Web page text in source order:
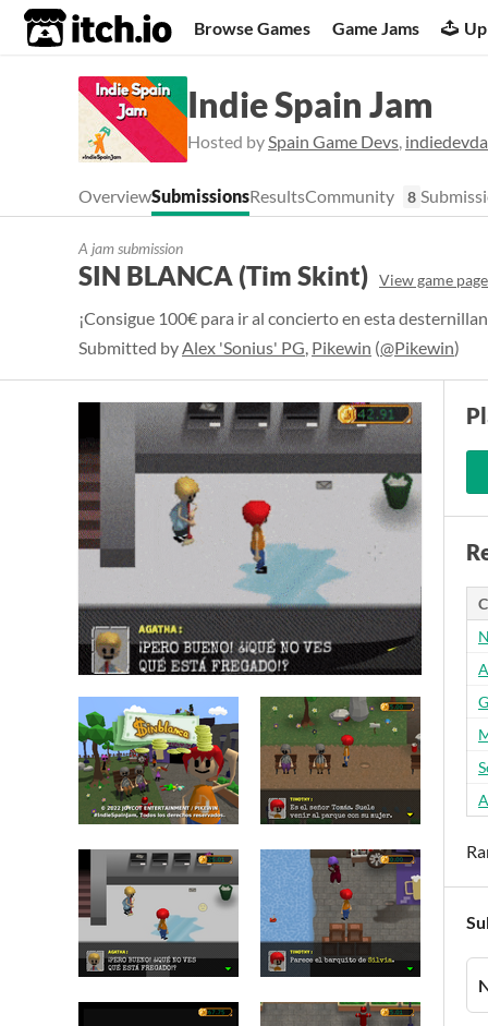
itch.io Browse Games Game Jams
Indie Spain Jam
Hosted bySpain Game Devs,
OverviewSubmissionsResultsCommunity 8
A jam submission
SIN BLANCA (Tim Skint) View game page
¡Consigue 100€ para ir al concierto en esta
Submitted byAlex 'Sonius' PG, Pikewin (@Pikewin)